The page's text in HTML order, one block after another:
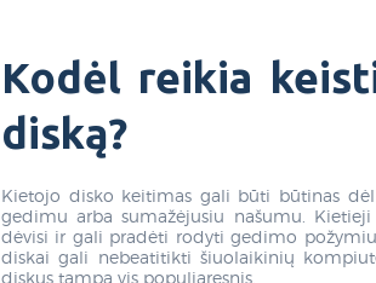
Kodėl reikia
diską?
Kietojo disko keitimas gali būti būtinas
gedimu arba sumažėjusiu našumu.
dėvisi ir gali pradėti rodyti gedimo
diskai gali nebeatitikti šiuolaikinių
diskus tampa vis populiaresnis.